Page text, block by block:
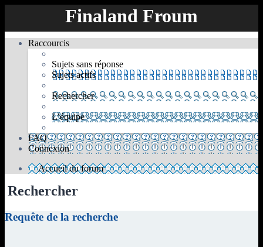
Finaland Froum
Raccourcis
Sujets sans réponse
Sujets actifs
Rechercher
L’équipe
FAQ
Connexion
Accueil du forum
Rechercher
Requête de la recherche